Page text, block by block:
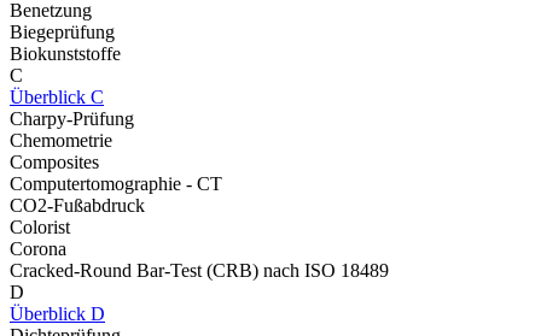
Benetzung
Biegeprüfung
Biokunststoffe
C
Überblick C
Charpy-Prüfung
Chemometrie
Composites
Computertomographie - CT
CO2-Fußabdruck
Colorist
Corona
Cracked-Round Bar-Test (CRB) nach ISO 18489
D
Überblick D